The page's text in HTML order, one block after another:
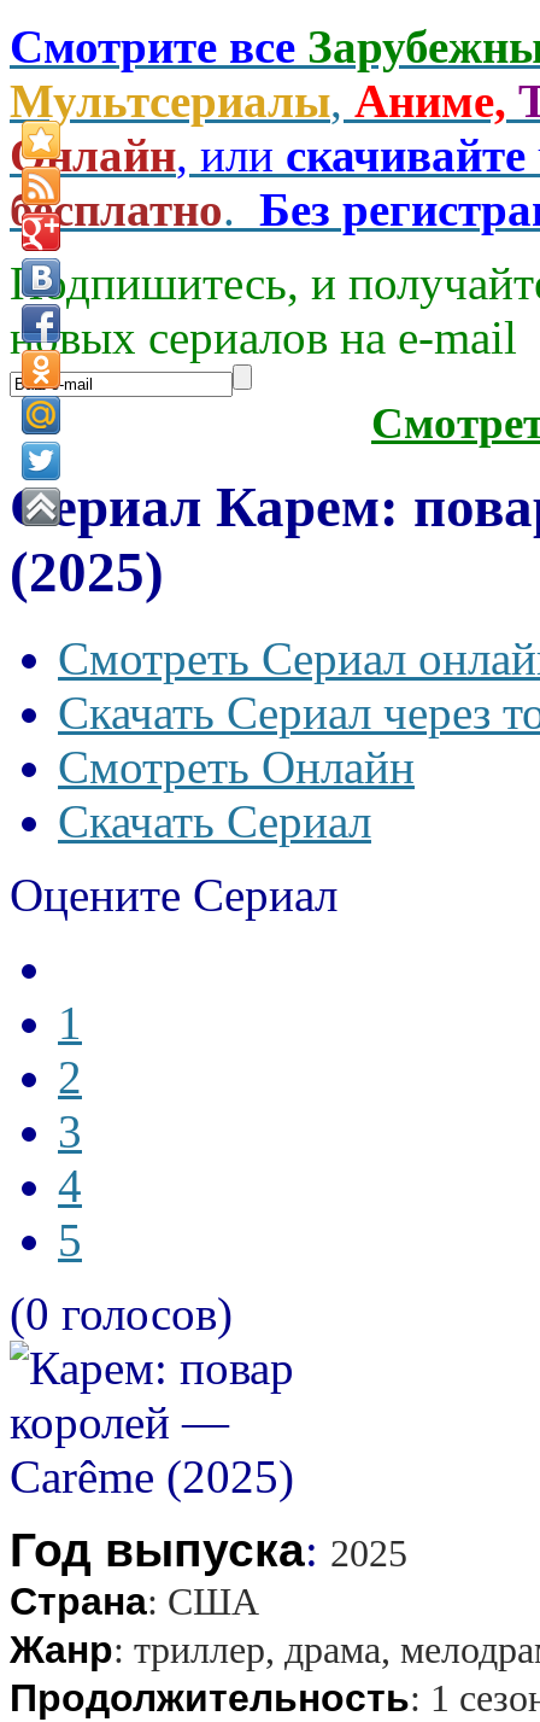
Смотрите все
Мультсериалы, Аниме,
Онлайн, или скачивайте
бесплатно. Без
Подпишитесь, и
новых сериалов на e-mаil
Сериал Карем:
(2025)
Смотреть Сериал
Скачать Сериал через
Смотреть Онлайн
Скачать Сериал
Оцените Сериал
1
2
3
4
5
(0 голосов)
Год выпуска: 2025
Страна: США
Жанр: триллер, драма,
Продолжительность: 1